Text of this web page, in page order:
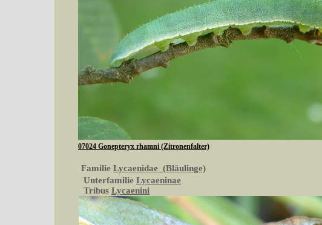
07024 Gonepteryx rhamni (Zitronenfalter)
Familie Lycaenidae (Bläulinge)
Unterfamilie Lycaeninae
Tribus Lycaenini